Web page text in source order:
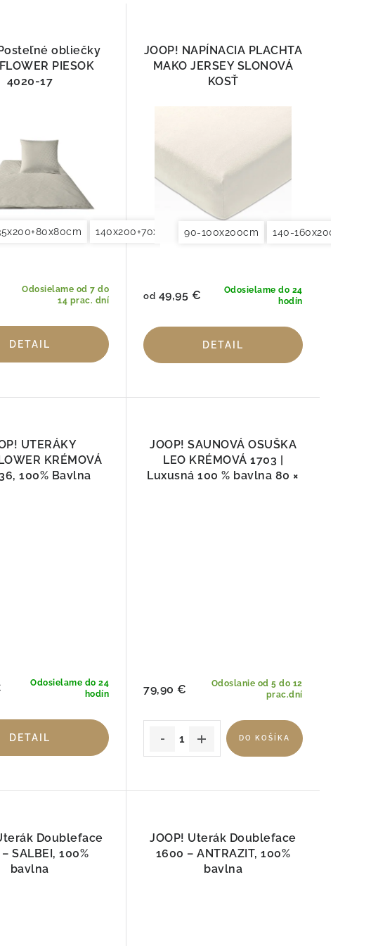
obliečky
PIESOK
4020-17
140x200+70x90cm 140x220+70x90cm
Odosielame od 7 do
14 prac. dní
DETAIL
JOOP! NAPÍNACIA PLACHTA
MAKO JERSEY SLONOVÁ
KOSŤ
90-100x200cm 140-160x200cm
Odosielame do 24
hodín
od 49,95 €
DETAIL
UTERÁKY
KRÉMOVÁ
100% Bavlna
Odosielame do 24
hodín
DETAIL
JOOP! SAUNOVÁ OSUŠKA
LEO KRÉMOVÁ 1703 |
Luxusná 100 % bavlna 80 ×
Odoslanie od 5 do 12
prac.dní
79,90 €
DO KOŠÍKA
Doubleface
SALBEI, 100%
bavlna
JOOP! Uterák Doubleface
1600 – ANTRAZIT, 100%
bavlna